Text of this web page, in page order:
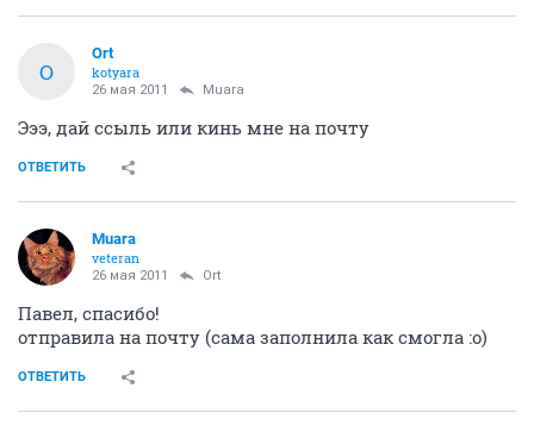
O
Ort
kotyara
26 мая 2011 Muara
Эээ, дай ссыль или кинь мне на почту
ОТВЕТИТЬ
Muara
veteran
26 мая 2011 Ort
Павел, спасибо!
отправила на почту (сама заполнила как смогла :o)
ОТВЕТИТЬ